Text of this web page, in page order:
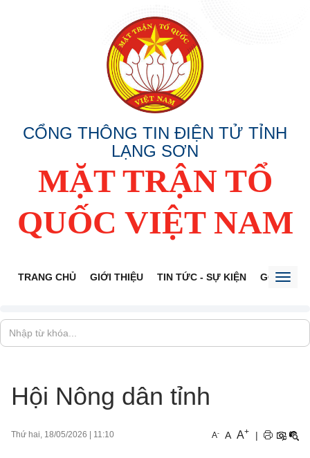
CỔNG THÔNG TIN ĐIỆN TỬ TỈNH
LẠNG SƠN
MẶT TRẬN TỔ
QUỐC VIỆT NAM
TRANG CHỦ GIỚI THIỆU TIN TỨC - SỰ KIỆN GÓP Ý
Hội Nông dân tỉnh
Thứ hai, 18/05/2026 11:10 A- A A+ |